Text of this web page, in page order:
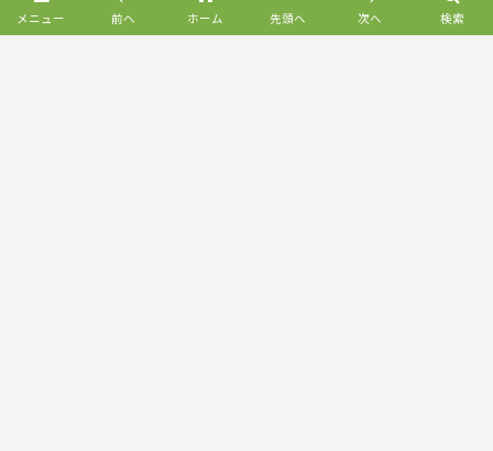
メニュー 検索
前へ ホーム 先頭へ 次へ